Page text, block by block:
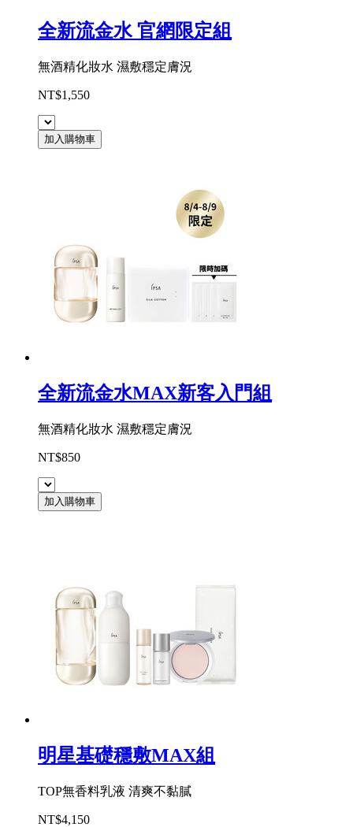
全新流金水 官網限定組
無酒精化妝水 濕敷穩定膚況
NT$1,550
加入購物車
全新流金水MAX新客入門組
無酒精化妝水 濕敷穩定膚況
NT$850
加入購物車
明星基礎穩敷MAX組
TOP無香料乳液 清爽不黏膩
NT$4,150